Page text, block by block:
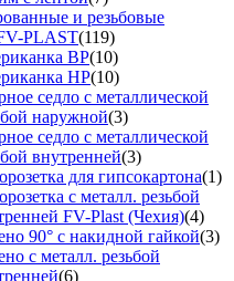
и резьбовые
PLAST(119)
ВР(10)
НР(10)
седло с металлической
наружной(3)
седло с металлической
внутренней(3)
для гипсокартона(1)
с металл. резьбой
FV-Plast (Чехия)(4)
90° с накидной гайкой(3)
с металл. резьбой
(6)